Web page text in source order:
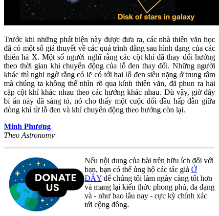
Trước khi những phát hiện này được đưa ra, các nhà thiên văn học
đã có một số giả thuyết về các quá trình đằng sau hình dạng của các
thiên hà X. Một số người nghĩ rằng các cột khí đã thay đổi hướng
theo thời gian khi chuyển động của lỗ đen thay đổi. Những người
khác thì nghi ngờ rằng có lẽ có tới hai lỗ đen siêu nặng ở trung tâm
mà chúng ta không thể nhìn rõ qua kính thiên văn, đã phun ra hai
cặp cột khí khác nhau theo các hướng khác nhau. Dù vậy, giờ đây
bí ẩn này đã sáng tỏ, nó cho thấy một cuộc đối đầu hấp dẫn giữa
dòng khí từ lỗ đen và khí chuyển động theo hướng còn lại.
Minh Phương
Theo Astronomy
Nếu nội dung của bài trên hữu ích đối với
bạn, bạn có thể ủng hộ các tác giả Ở
ĐÂY để chúng tôi làm ngày càng tốt hơn
và mang lại kiến thức phong phú, đa dạng
và - như bao lâu nay - cực kỳ chính xác
tới cộng đồng.